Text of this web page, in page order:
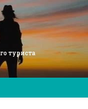
туриста